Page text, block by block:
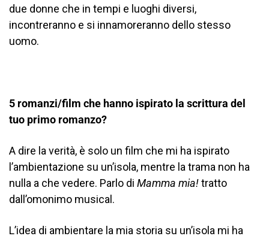
due donne che in tempi e luoghi diversi,
incontreranno e si innamoreranno dello stesso
uomo.
5 romanzi/film che hanno ispirato la scrittura del
tuo primo romanzo?
A dire la verità, è solo un film che mi ha ispirato
l’ambientazione su un’isola, mentre la trama non ha
nulla a che vedere. Parlo di Mamma mia!tratto
dall’omonimo musical.
L’idea di ambientare la mia storia su un’isola mi ha